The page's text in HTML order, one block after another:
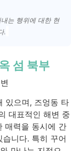
는 행위에 대한 현
.
섬 북부
있으며, 즈엉동 타
대표적인 해변 중
매력을 동시에 간
니다. 특히 꾸어